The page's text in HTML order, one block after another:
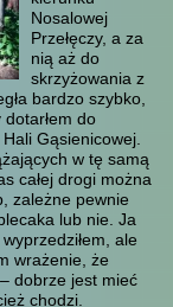
Nosalowej
Przełęczy, a za
nią aż do
skrzyżowania z
bardzo szybko,
do
Gąsienicowej.
w tę samą
całej drogi można
zależne pewnie
lub nie. Ja
ale
wrażenie, że
dobrze jest mieć
chodzi.